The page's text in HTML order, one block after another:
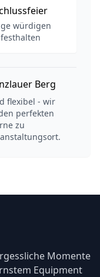
würdigen
Berg
flexibel - wir
perfekten
zu
Momente
Equipment